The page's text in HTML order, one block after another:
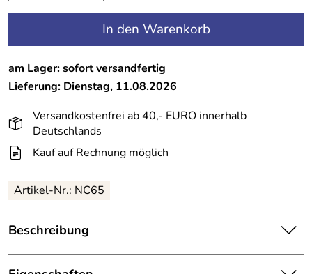
In den Warenkorb
am Lager: sofort versandfertig
Lieferung: Dienstag, 11.08.2026
Versandkostenfrei ab 40,- EURO innerhalb
Deutschlands
Kauf auf Rechnung möglich
Artikel-Nr.: NC65
Beschreibung
Das Q10vitalisierendes Gesichtstonicbereitet Ihre Haut